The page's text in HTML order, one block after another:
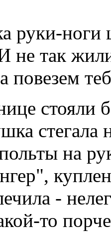
руки-ноги
так
повезем
стояли
на
-
то